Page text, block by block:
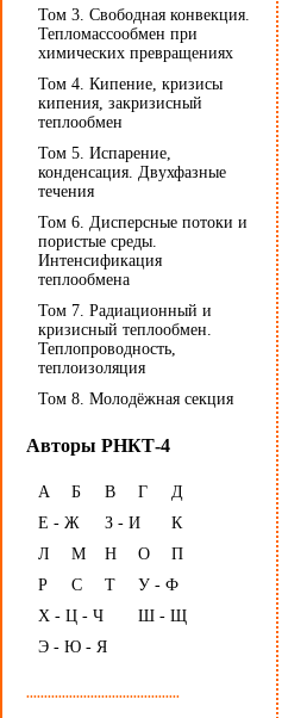
Том 3. Свободная конвекция.
Тепломассообмен при
химических превращениях
Том 4. Кипение, кризисы
кипения, закризисный
теплообмен
Том 5. Испарение,
конденсация. Двухфазные
течения
Том 6. Дисперсные потоки и
пористые среды.
Интенсификация
теплообмена
Том 7. Радиационный и
кризисный теплообмен.
Теплопроводность,
теплоизоляция
Том 8. Молодёжная секция
Авторы РНКТ-4
А Б В Г
Д
Е - Ж
З - И
К
Л
М Н О
П
Р
С Т
У - Ф
Х - Ц - Ч
Ш - Щ
Э - Ю - Я
...........................................